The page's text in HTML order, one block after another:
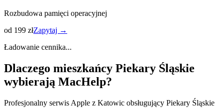
Rozbudowa pamięci operacyjnej
od 199 złZapytaj →
Ładowanie cennika...
Dlaczego mieszkańcy Piekary Śląskie
wybierają MacHelp?
Profesjonalny serwis Apple z Katowic obsługujący Piekary Śląskie